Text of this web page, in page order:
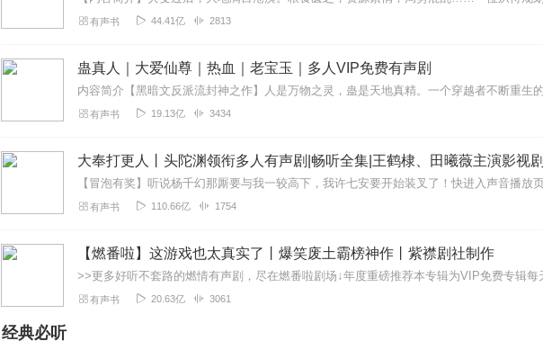
这本书我真的太期待了，风格真的爱极了，这种风格我本来是不咋听的，但这个一听就停
词穷，各个角色音也很贴近人物角色的性格，耳朵有福气了。果断订阅追更
初夏友声
恭喜新书上架✨ 憨憨的恋爱脑吗？？ 有点意思，订阅持续收听… 期待后续精彩情节哦！
在错误的地点相遇，擦出一段怎么样的爱恋？一个为爱化尘，一个失去才懂，到底是什么
2023-08-03
葵舞暖阳
这张专辑主播制作的太用心了，无论是演绎还是后期，主能看出主播下了很大功夫。主播
有声书 44.41亿 2813
蛊真人｜大爱仙尊｜热血｜老宝玉｜多人VIP免费有声剧
有声书 19.13亿 3434
大奉打更人丨头陀渊领衔多人有声剧|畅听全集|王鹤棣、田曦薇主演影视
有声书 110.66亿 1754
【燃番啦】这游戏也太真实了丨爆笑废土霸榜神作丨紫襟剧社制作
有声书 20.63亿 3061
经典必听